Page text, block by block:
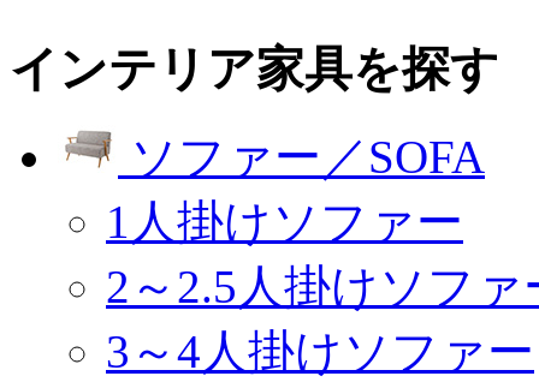
インテリア家具を探す
ソファー／SOFA
1人掛けソファー
2～2.5人掛けソファ
3～4人掛けソファー